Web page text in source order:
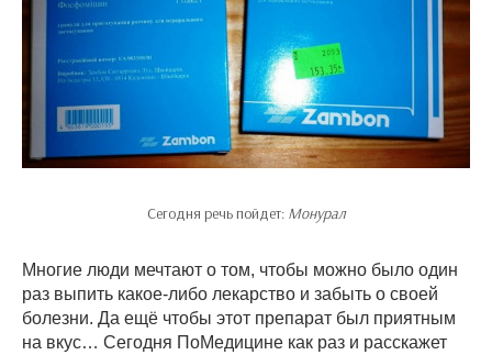
Сегодня речь пойдет: Монурал
Многие люди мечтают о том, чтобы можно было один
раз выпить какое-либо лекарство и забыть о своей
болезни. Да ещё чтобы этот препарат был приятным
на вкус… Сегодня ПоМедицине как раз и расскажет